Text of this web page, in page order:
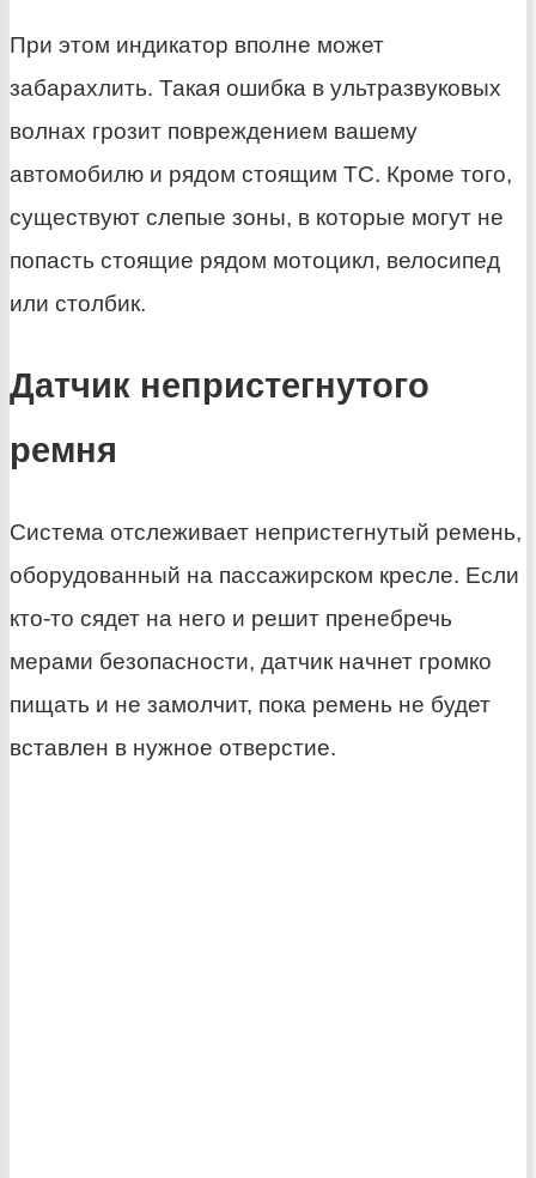
При этом индикатор вполне может
забарахлить. Такая ошибка в ультразвуковых
волнах грозит повреждением вашему
автомобилю и рядом стоящим ТС. Кроме того,
существуют слепые зоны, в которые могут не
попасть стоящие рядом мотоцикл, велосипед
или столбик.
Датчик непристегнутого
ремня
Система отслеживает непристегнутый ремень,
оборудованный на пассажирском кресле. Если
кто-то сядет на него и решит пренебречь
мерами безопасности, датчик начнет громко
пищать и не замолчит, пока ремень не будет
вставлен в нужное отверстие.